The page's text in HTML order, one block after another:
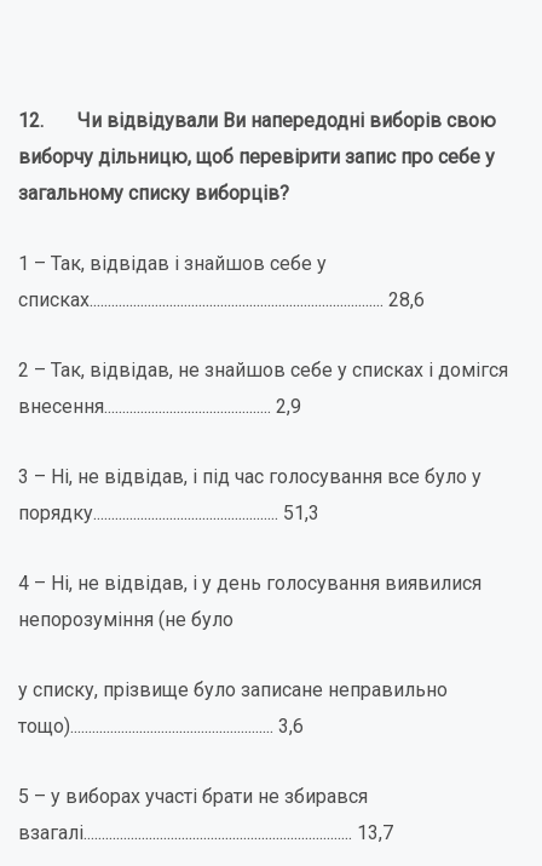
12. Чи відвідували Ви напередодні виборів свою
виборчу дільницю, щоб перевірити запис про себе у
загальному списку виборців?
1 – Так, відвідав і знайшов себе у
списках................................................................................. 28,6
2 – Так, відвідав, не знайшов себе у списках і домігся
внесення.............................................. 2,9
3 – Ні, не відвідав, і під час голосування все було у
порядку................................................... 51,3
4 – Ні, не відвідав, і у день голосування виявилися
непорозуміння (не було
у списку, прізвище було записане неправильно
тощо)........................................................ 3,6
5 – у виборах участі брати не збирався
взагалі.......................................................................... 13,7